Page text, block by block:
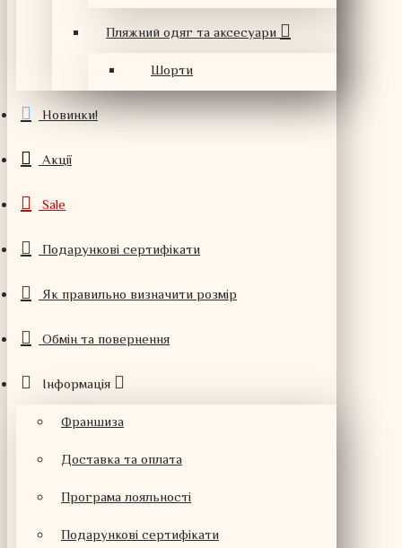
Пляжний одяг та аксесуари
Шорти
Новинки!
Акції
Sale
Подарункові сертифікати
Як правильно визначити розмір
Обмін та повернення
Інформація
Франшиза
Доставка та оплата
Програма лояльності
Подарункові сертифікати